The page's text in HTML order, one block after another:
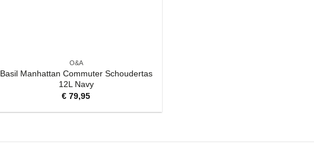
O&A
Basil Manhattan Commuter Schoudertas
12L Navy
€ 79,95